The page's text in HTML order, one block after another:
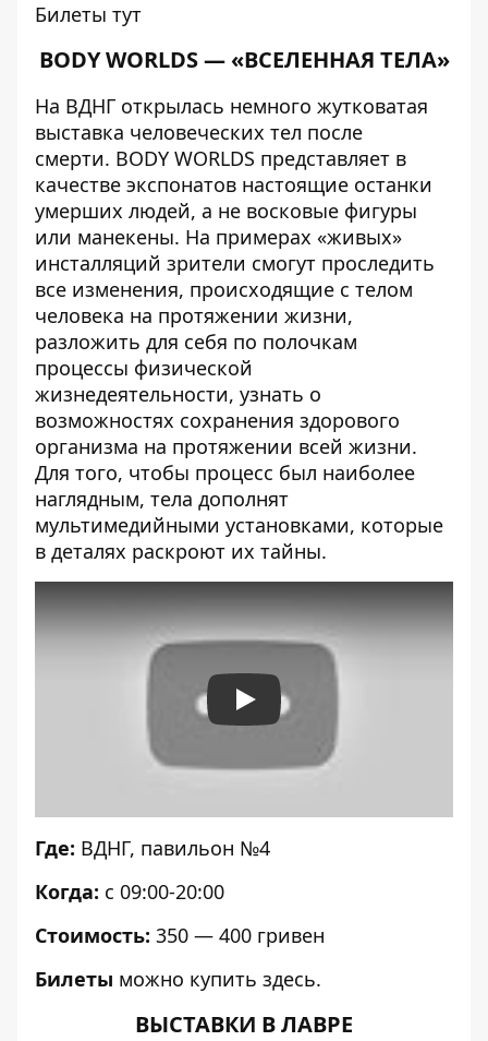
Билеты тут
BODY WORLDS — «ВСЕЛЕННАЯ ТЕЛА»
На ВДНГ открылась немного жутковатая
выставка человеческих тел после
смерти. BODY WORLDS представляет в
качестве экспонатов настоящие останки
умерших людей, а не восковые фигуры
или манекены. На примерах «живых»
инсталляций зрители смогут проследить
все изменения, происходящие с телом
человека на протяжении жизни,
разложить для себя по полочкам
процессы физической
жизнедеятельности, узнать о
возможностях сохранения здорового
организма на протяжении всей жизни.
Для того, чтобы процесс был наиболее
наглядным, тела дополнят
мультимедийными установками, которые
в деталях раскроют их тайны.
Play
Где: ВДНГ, павильон №4
Когда: с 09:00-20:00
Стоимость: 350 — 400 гривен
Билеты можно купить здесь.
ВЫСТАВКИ В ЛАВРЕ